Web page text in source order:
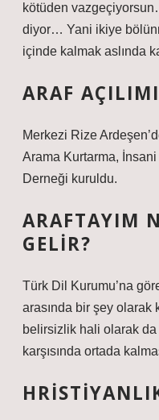
kötüden
diyor… Yani ikiye
içinde kalmak aslında
ARAF
Merkezi Rize
Arama Kurtarma,
Derneği kuruldu.
ARAFTAYIM
GELIR?
Türk Dil Kurumu’na
arasında bir şey olarak
belirsizlik hali olarak da
karşısında ortada